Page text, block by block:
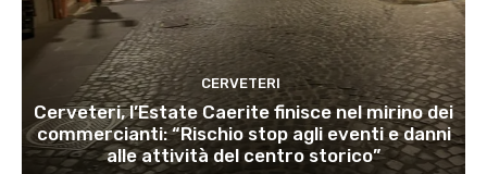
CERVETERI
Cerveteri, l’Estate Caerite finisce nel mirino dei
commercianti: “Rischio stop agli eventi e danni
alle attività del centro storico”